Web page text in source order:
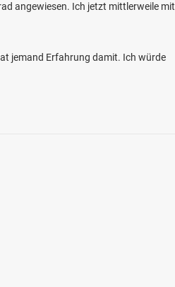
angewiesen. Ich jetzt mittlerweile mit
jemand Erfahrung damit. Ich würde